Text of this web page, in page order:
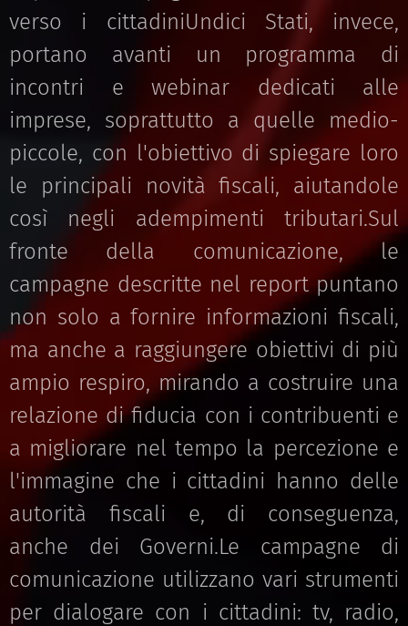
verso i cittadiniUndici Stati, invece,
portano avanti un programma di
incontri e webinar dedicati alle
imprese, soprattutto a quelle medio-
piccole, con l'obiettivo di spiegare loro
le principali novità fiscali, aiutandole
così negli adempimenti tributari.Sul
fronte della comunicazione, le
campagne descritte nel report puntano
non solo a fornire informazioni fiscali,
ma anche a raggiungere obiettivi di più
ampio respiro, mirando a costruire una
relazione di fiducia con i contribuenti e
a migliorare nel tempo la percezione e
l'immagine che i cittadini hanno delle
autorità fiscali e, di conseguenza,
anche dei Governi.Le campagne di
comunicazione utilizzano vari strumenti
per dialogare con i cittadini: tv, radio,